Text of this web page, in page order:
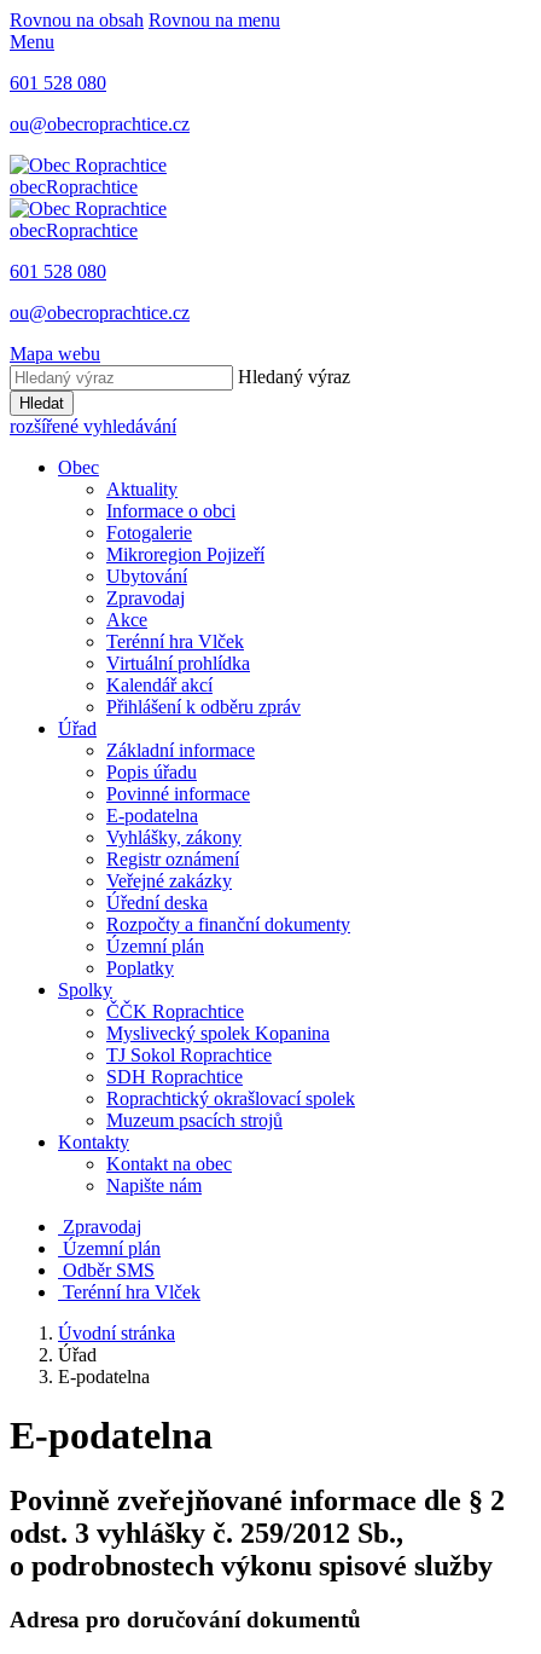
Rovnou na obsah Rovnou na menu
Menu
601 528 080
ou@obecroprachtice.cz
obecRoprachtice
obecRoprachtice
601 528 080
ou@obecroprachtice.cz
Mapa webu
Hledaný výraz
Hledat
rozšířené vyhledávání
Obec
Aktuality
Informace o obci
Fotogalerie
Mikroregion Pojizeří
Ubytování
Zpravodaj
Akce
Terénní hra Vlček
Virtuální prohlídka
Kalendář akcí
Přihlášení k odběru zpráv
Úřad
Základní informace
Popis úřadu
Povinné informace
E-podatelna
Vyhlášky, zákony
Registr oznámení
Veřejné zakázky
Úřední deska
Rozpočty a finanční dokumenty
Územní plán
Poplatky
Spolky
ČČK Roprachtice
Myslivecký spolek Kopanina
TJ Sokol Roprachtice
SDH Roprachtice
Roprachtický okrašlovací spolek
Muzeum psacích strojů
Kontakty
Kontakt na obec
Napište nám
Zpravodaj
Územní plán
Odběr SMS
Terénní hra Vlček
Úvodní stránka
Úřad
E-podatelna
E-podatelna
Povinně zveřejňované informace dle § 2
odst. 3 vyhlášky č. 259/2012 Sb.,
o podrobnostech výkonu spisové služby
Adresa pro doručování dokumentů